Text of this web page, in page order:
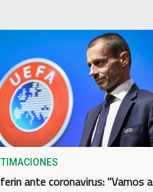
ante coronavirus: "Vamos a